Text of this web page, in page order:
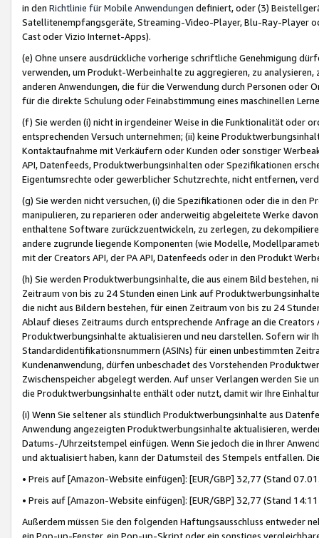
in den Richtlinie für Mobile Anwendungen definiert, oder (3)
Satellitenempfangsgeräte, Streaming-Video-Player, Blu-Ray-Player
Cast oder Vizio Internet-Apps).
(e) Ohne unsere ausdrückliche vorherige schriftliche Genehmigung
verwenden, um Produkt-Werbeinhalte zu aggregieren, zu
anderen Anwendungen, die für die Verwendung durch Personen
für die direkte Schulung oder Feinabstimmung eines maschinellen
(f) Sie werden (i) nicht in irgendeiner Weise in die Funktionalität oder
entsprechenden Versuch unternehmen; (ii) keine
Kontaktaufnahme mit Verkäufern oder Kunden oder sonstiger
API, Datenfeeds, Produktwerbungsinhalten oder Spezifikationen
Eigentumsrechte oder gewerblicher Schutzrechte, nicht entfernen,
(g) Sie werden nicht versuchen, (i) die Spezifikationen oder die in
manipulieren, zu reparieren oder anderweitig abgeleitete Werke
enthaltene Software zurückzuentwickeln, zu zerlegen, zu
andere zugrunde liegende Komponenten (wie Modelle,
mit der Creators API, der PA API, Datenfeeds oder in den Produkt
(h) Sie werden Produktwerbungsinhalte, die aus einem Bild bestehen,
Zeitraum von bis zu 24 Stunden einen Link auf
die nicht aus Bildern bestehen, für einen Zeitraum von bis zu 24
Ablauf dieses Zeitraums durch entsprechende Anfrage an die
Produktwerbungsinhalte aktualisieren und neu darstellen. Sofern wir
Standardidentifikationsnummern (ASINs) für einen unbestimmten
Kundenanwendung, dürfen unbeschadet des Vorstehenden
Zwischenspeicher abgelegt werden. Auf unser Verlangen werden Sie
die Produktwerbungsinhalte enthält oder nutzt, damit wir Ihre
(i) Wenn Sie seltener als stündlich Produktwerbungsinhalte aus
Anwendung angezeigten Produktwerbungsinhalte aktualisieren,
Datums-/Uhrzeitstempel einfügen. Wenn Sie jedoch die in Ihrer
und aktualisiert haben, kann der Datumsteil des Stempels entfallen.
• Preis auf [Amazon-Website einfügen]: [EUR/GBP] 32,77 (Stand
• Preis auf [Amazon-Website einfügen]: [EUR/GBP] 32,77 (Stand
Außerdem müssen Sie den folgenden Haftungsausschluss entweder
ein Pop-up-Fenster, ein Pop-up-Skript oder ein sonstiges